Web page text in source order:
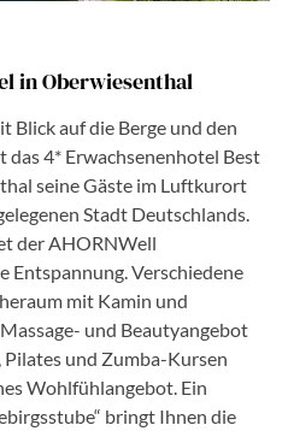
in Oberwiesenthal
Blick auf die Berge und den
das 4* Erwachsenenhotel Best
seine Gäste im Luftkurort
Stadt Deutschlands.
der AHORNWell
Entspannung. Verschiedene
mit Kamin und
und Beautyangebot
und Zumba-Kursen
Wohlfühlangebot. Ein
bringt Ihnen die